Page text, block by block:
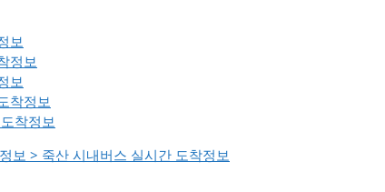
보
정보
보
착정보
착정보
보 > 죽산 시내버스 실시간 도착정보